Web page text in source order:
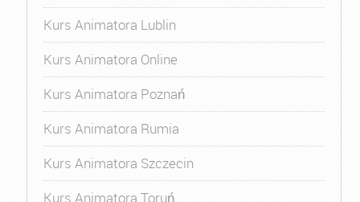
Kurs Animatora Lublin
Kurs Animatora Online
Kurs Animatora Poznań
Kurs Animatora Rumia
Kurs Animatora Szczecin
Kurs Animatora Toruń